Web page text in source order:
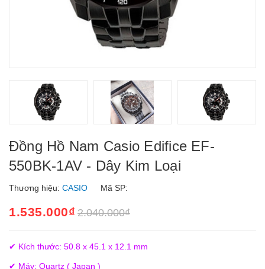
Đồng Hồ Nam Casio Edifice EF-
550BK-1AV - Dây Kim Loại
Thương hiệu: CASIO Mã SP:
1.535.000₫ 2.040.000₫
✔ Kích thước: 50.8 x 45.1 x 12.1 mm
✔ Máy: Quartz ( Japan )